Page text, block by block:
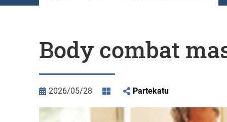
Body combat
2026/05/28 Partekatu